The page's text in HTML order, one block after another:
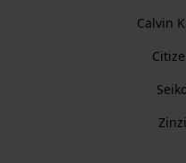
Calvin